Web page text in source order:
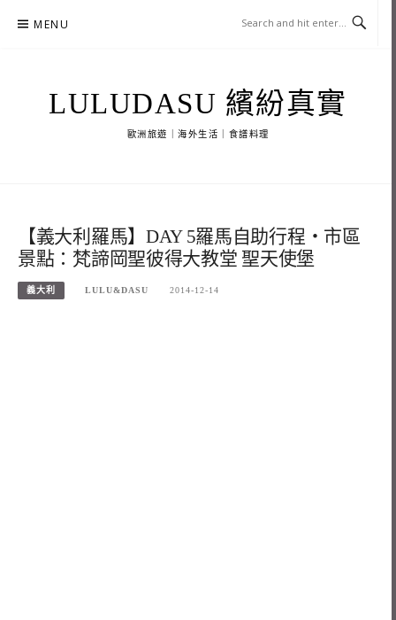
MENU
LULUDASU 繽紛真實
歐洲旅遊｜海外生活｜食譜料理
【義大利羅馬】DAY 5羅馬自助行程‧市區
景點：梵諦岡聖彼得大教堂 聖天使堡
義大利 LULU&DASU 2014-12-14